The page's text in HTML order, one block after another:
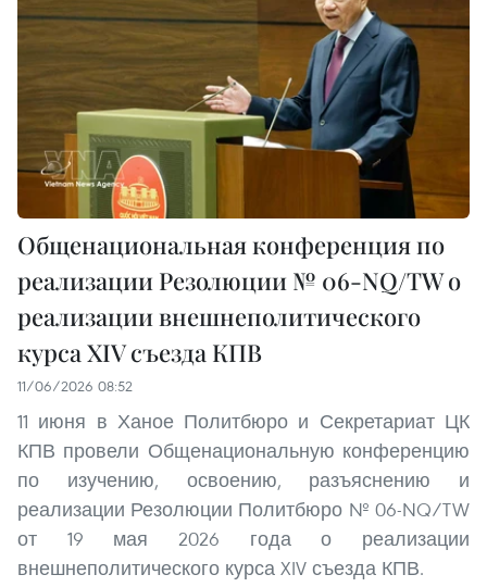
Общенациональная конференция по
реализации Резолюции № 06-NQ/TW о
реализации внешнеполитического
курса XIV съезда КПВ
11/06/2026 08:52
11 июня в Ханое Политбюро и Секретариат ЦК
КПВ провели Общенациональную конференцию
по изучению, освоению, разъяснению и
реализации Резолюции Политбюро № 06-NQ/TW
от 19 мая 2026 года о реализации
внешнеполитического курса XIV съезда КПВ.